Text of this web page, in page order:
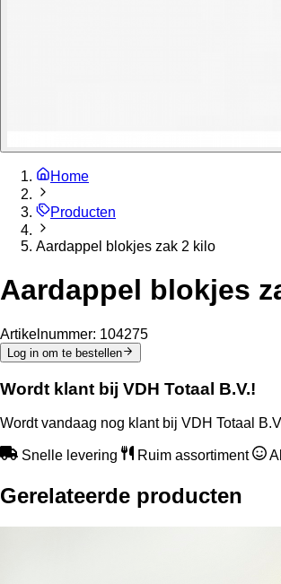
Home
Producten
Aardappel blokjes zak 2 kilo
Aardappel blokjes
Artikelnummer: 104275
Log in om te bestellen
Wordt klant bij VDH Totaal B.V.!
Wordt vandaag nog klant bij VDH Totaal
Snelle levering Ruim assortiment
Gerelateerde producten